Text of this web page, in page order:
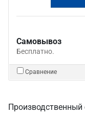
Самовывоз
Бесплатно.
Сравнение
Производственный